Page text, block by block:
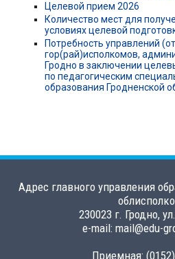
Целевой прием 2026
Количество мест для
условиях целевой
Потребность управлений
гор(рай)исполкомов,
Гродно в заключении
по педагогическим
образования Гродненской
Адрес главного управления
230023 г. Гродно,
e-mail: mail@edu-
Приемная: